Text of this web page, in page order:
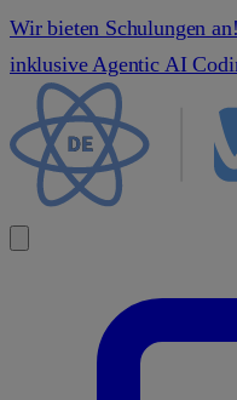
Wir bieten Schulungen
inklusive Agentic AI